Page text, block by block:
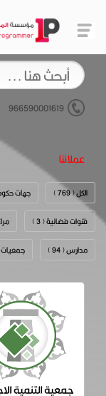
966590001619
عملائنا
الكل ( 769 ) جهات
قنوات فضائية ( 3 )
مدارس ( 94 )
جمعيات